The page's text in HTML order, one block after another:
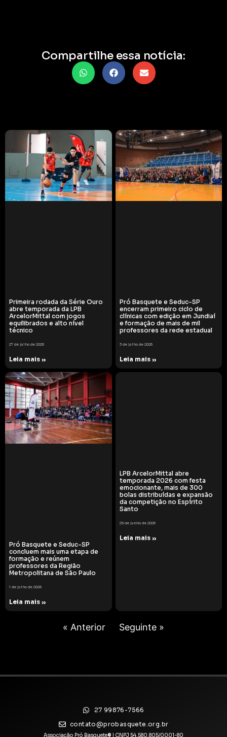
Compartilhe essa notícia:
Primeira rodada da Série Ouro
abre temporada da LPB
ArcelorMittal com jogos
equilibrados e alto nível
técnico
27 de julho de 2026
Leia mais »
Pró Basquete e Seduc-SP
encerram primeiro ciclo de
clínicas com edição em Jundiaí
e formação de mais de mil
professores da rede estadual
3 de julho de 2026
Leia mais »
Pró Basquete e Seduc-SP
concluem mais uma etapa de
formação e reúnem
professores da Região
Metropolitana de São Paulo
1 de julho de 2026
Leia mais »
LPB ArcelorMittal abre
temporada 2026 com festa
emocionante, mais de 300
bolas distribuídas e expansão
da competição no Espírito
Santo
29 de junho de 2026
Leia mais »
« Anterior Seguinte »
27 99876-7566
contato@probasquete.org.br
Associação Pró Basquete© | CNPJ 54.580.805/0001-80